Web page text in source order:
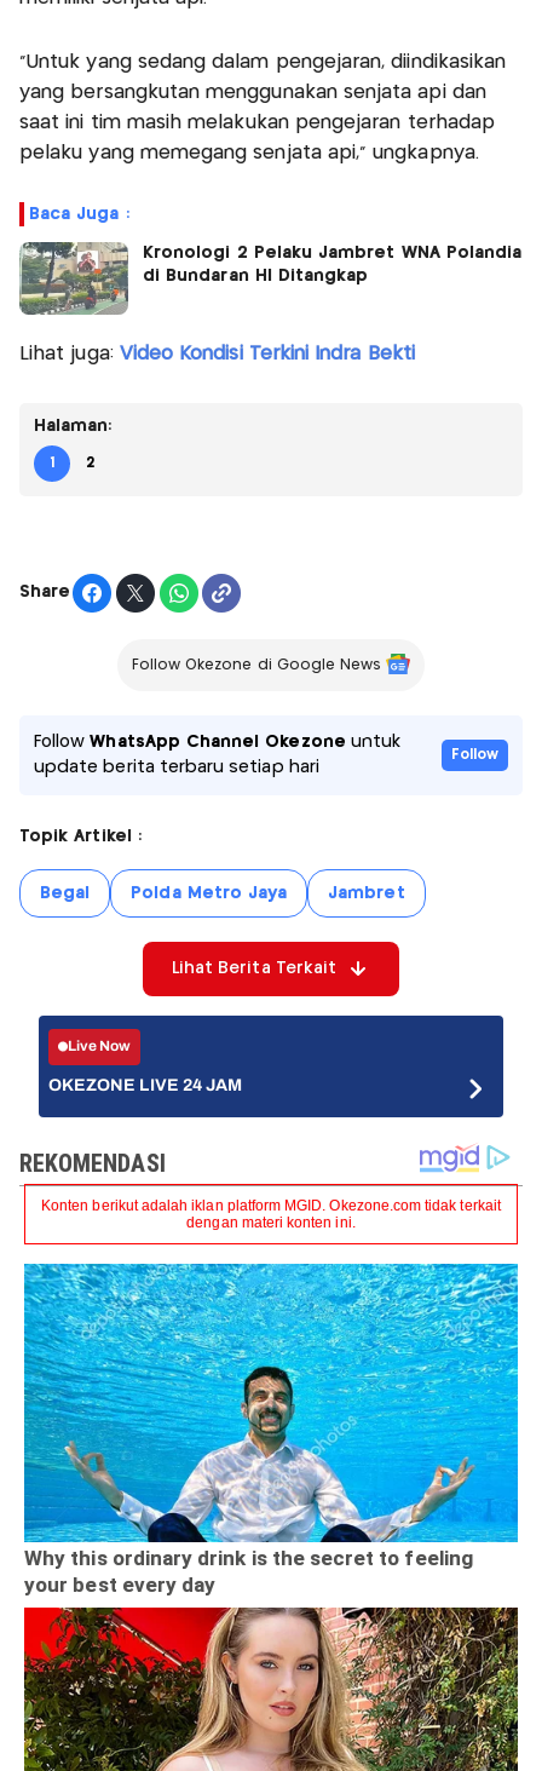
“Untuk yang sedang dalam pengejaran, diindikasikan
yang bersangkutan menggunakan senjata api dan
saat ini tim masih melakukan pengejaran terhadap
pelaku yang memegang senjata api,” ungkapnya.
Baca Juga :
Kronologi 2 Pelaku Jambret WNA Polandia
di Bundaran HI Ditangkap
Lihat juga: Video Kondisi Terkini Indra Bekti
Halaman:
1 2
Share
Follow Okezone di Google News
FollowWhatsApp Channel Okezone untuk
update berita terbaru setiap hari
Follow
Topik Artikel :
Begal Polda Metro Jaya Jambret
Lihat Berita Terkait
Live Now
OKEZONE LIVE 24 JAM